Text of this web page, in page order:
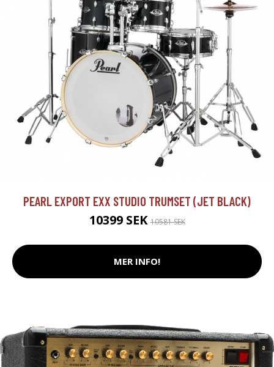
PEARL EXPORT EXX STUDIO TRUMSET (JET BLACK)
10399 SEK10581 SEK
MER INFO!